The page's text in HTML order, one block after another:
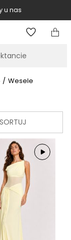
u nas
/ Wesele
SORTUJ